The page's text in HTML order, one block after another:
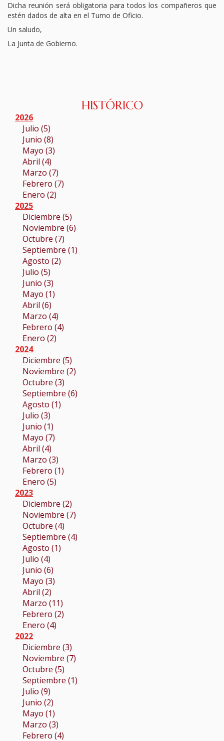
Dicha reunión será obligatoria para todos los compañeros que
estén dados de alta en el Turno de Oficio.
Un saludo,
La Junta de Gobierno.
HISTÓRICO
2026
Julio (5)
Junio (8)
Mayo (3)
Abril (4)
Marzo (7)
Febrero (7)
Enero (2)
2025
Diciembre (5)
Noviembre (6)
Octubre (7)
Septiembre (1)
Agosto (2)
Julio (5)
Junio (3)
Mayo (1)
Abril (6)
Marzo (4)
Febrero (4)
Enero (2)
2024
Diciembre (5)
Noviembre (2)
Octubre (3)
Septiembre (6)
Agosto (1)
Julio (3)
Junio (1)
Mayo (7)
Abril (4)
Marzo (3)
Febrero (1)
Enero (5)
2023
Diciembre (2)
Noviembre (7)
Octubre (4)
Septiembre (4)
Agosto (1)
Julio (4)
Junio (6)
Mayo (3)
Abril (2)
Marzo (11)
Febrero (2)
Enero (4)
2022
Diciembre (3)
Noviembre (7)
Octubre (5)
Septiembre (1)
Julio (9)
Junio (2)
Mayo (1)
Marzo (3)
Febrero (4)